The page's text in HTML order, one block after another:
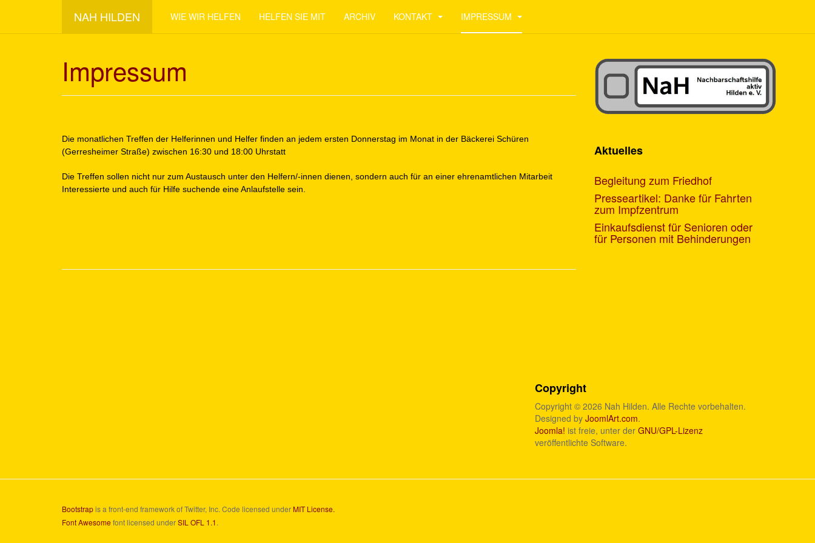
NAH HILDEN WIE WIR HELFEN HELFEN SIE MIT ARCHIV KONTAKT IMPRESSUM
Impressum
Die monatlichen Treffen der Helferinnen und Helfer finden an jedem ersten Donnerstag im Monat in der Bäckerei Schüren
(Gerresheimer Straße) zwischen 16:30 und 18:00 Uhrstatt
Die Treffen sollen nicht nur zum Austausch unter den Helfern/-innen dienen, sondern auch für an einer ehrenamtlichen Mitarbeit
Interessierte und auch für Hilfe suchende eine Anlaufstelle sein.
Aktuelles
Begleitung zum Friedhof
Presseartikel: Danke für Fahrten
zum Impfzentrum
Einkaufsdienst für Senioren oder
für Personen mit Behinderungen
Copyright
Copyright © 2026 Nah Hilden. Alle Rechte vorbehalten.
Designed by JoomlArt.com.
Joomla! ist freie, unter der GNU/GPL-Lizenz
veröffentlichte Software.
Bootstrapis a front-end framework of Twitter, Inc. Code licensed under MIT License.
Font Awesome font licensed underSIL OFL 1.1.